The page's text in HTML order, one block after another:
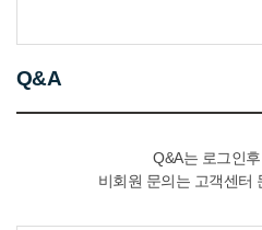
Q&A
Q&A는 로그인
비회원 문의는 고객센터